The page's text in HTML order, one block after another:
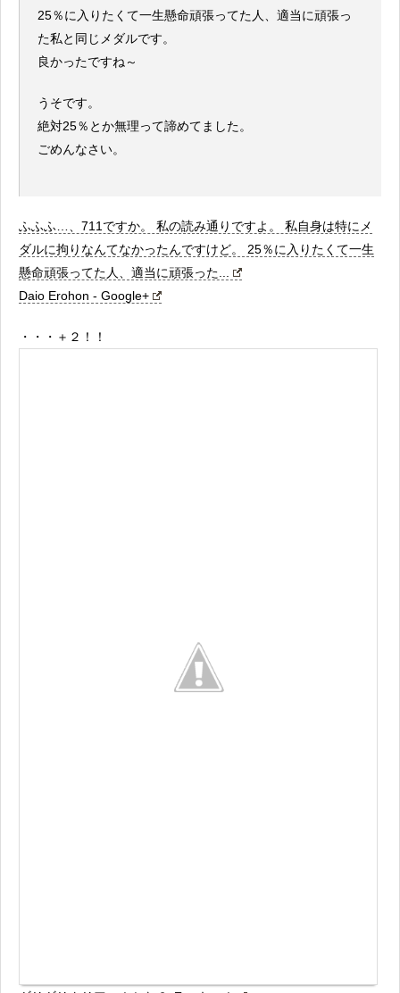
25％に入りたくて一生懸命頑張ってた人、適当に頑張っ
た私と同じメダルです。
良かったですね～
うそです。
絶対25％とか無理って諦めてました。
ごめんなさい。
ふふふ…、711ですか。 私の読み通りですよ。 私自身は特にメ
ダルに拘りなんてなかったんですけど。 25％に入りたくて一生
懸命頑張ってた人、適当に頑張った...
Daio Erohon - Google+
・・・＋２！！